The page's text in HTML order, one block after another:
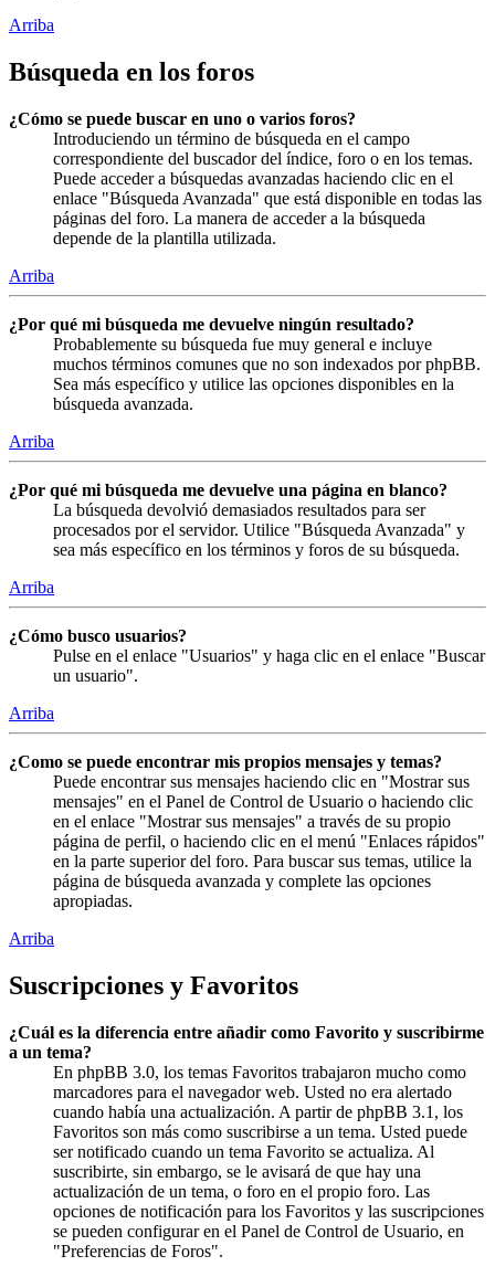
Arriba
Búsqueda en los foros
¿Cómo se puede buscar en uno o varios foros?
Introduciendo un término de búsqueda en el campo
correspondiente del buscador del índice, foro o en los temas.
Puede acceder a búsquedas avanzadas haciendo clic en el
enlace "Búsqueda Avanzada" que está disponible en todas las
páginas del foro. La manera de acceder a la búsqueda
depende de la plantilla utilizada.
Arriba
¿Por qué mi búsqueda me devuelve ningún resultado?
Probablemente su búsqueda fue muy general e incluye
muchos términos comunes que no son indexados por phpBB.
Sea más específico y utilice las opciones disponibles en la
búsqueda avanzada.
Arriba
¿Por qué mi búsqueda me devuelve una página en blanco?
La búsqueda devolvió demasiados resultados para ser
procesados por el servidor. Utilice "Búsqueda Avanzada" y
sea más específico en los términos y foros de su búsqueda.
Arriba
¿Cómo busco usuarios?
Pulse en el enlace "Usuarios" y haga clic en el enlace "Buscar
un usuario".
Arriba
¿Como se puede encontrar mis propios mensajes y temas?
Puede encontrar sus mensajes haciendo clic en "Mostrar sus
mensajes" en el Panel de Control de Usuario o haciendo clic
en el enlace "Mostrar sus mensajes" a través de su propio
página de perfil, o haciendo clic en el menú "Enlaces rápidos"
en la parte superior del foro. Para buscar sus temas, utilice la
página de búsqueda avanzada y complete las opciones
apropiadas.
Arriba
Suscripciones y Favoritos
¿Cuál es la diferencia entre añadir como Favorito y suscribirme
a un tema?
En phpBB 3.0, los temas Favoritos trabajaron mucho como
marcadores para el navegador web. Usted no era alertado
cuando había una actualización. A partir de phpBB 3.1, los
Favoritos son más como suscribirse a un tema. Usted puede
ser notificado cuando un tema Favorito se actualiza. Al
suscribirte, sin embargo, se le avisará de que hay una
actualización de un tema, o foro en el propio foro. Las
opciones de notificación para los Favoritos y las suscripciones
se pueden configurar en el Panel de Control de Usuario, en
"Preferencias de Foros".